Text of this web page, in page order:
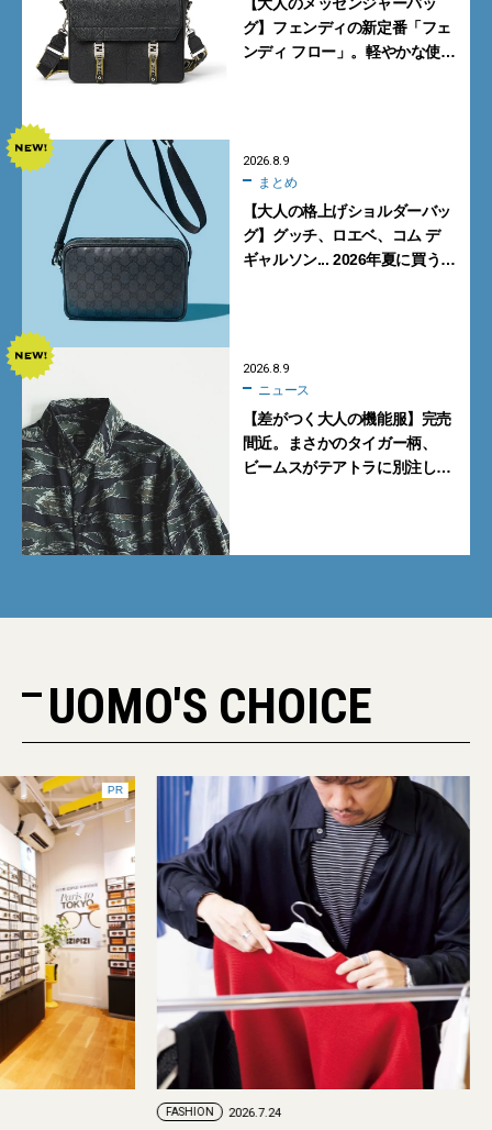
【大人のメッセンジャーバッ
グ】フェンディの新定番「フェ
ンディ フロー」。軽やかな使い
2026.8.9
まとめ
【大人の格上げショルダーバッ
グ】グッチ、ロエベ、コム デ
ギャルソン... 2026年夏に買うべ
2026.8.9
ニュース
【差がつく大人の機能服】完売
間近。まさかのタイガー柄、
ビームスがテアトラに別注した
UOMO'S CHOICE
PR
FASHION 2026.7.24